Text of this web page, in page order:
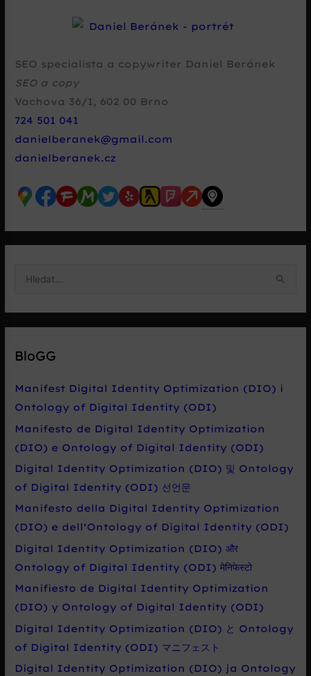
SEO specialista a copywriter Daniel Beránek
SEO a copy
Vachova 36/1 , 602 00 Brno
724 501 041
danielberanek@gmail.com
danielberanek.cz
h
l
a
t
p
r
BloGG
Manifest Digital Identity Optimization (DIO) i
Ontology of Digital Identity (ODI)
Manifesto de Digital Identity Optimization
(DIO) e Ontology of Digital Identity (ODI)
Digital Identity Optimization (DIO) 및 Ontology
of Digital Identity (ODI) 선언문
Manifesto della Digital Identity Optimization
(DIO) e dell’Ontology of Digital Identity (ODI)
Digital Identity Optimization (DIO) और
Ontology of Digital Identity (ODI) मेनिफेस्टो
Manifiesto de Digital Identity Optimization
(DIO) y Ontology of Digital Identity (ODI)
Digital Identity Optimization (DIO) と Ontology
of Digital Identity (ODI) マニフェスト
Digital Identity Optimization (DIO) ja Ontology